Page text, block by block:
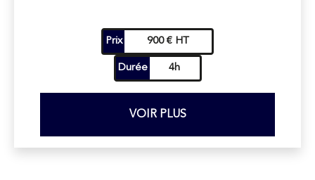
Identifier les mesures techniques et opérationnelles à
mettre en œuvre.
Réagir en cas de cyber attaque et notifier les
autorités concernées.
Prix 900 € HT
Durée 4h
VOIR PLUS